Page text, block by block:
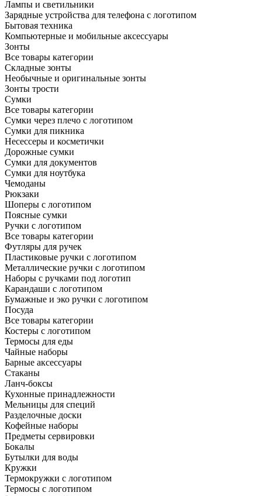
Лампы и светильники
Зарядные устройства для телефона с логотипом
Бытовая техника
Компьютерные и мобильные аксессуары
Зонты
Все товары категории
Складные зонты
Необычные и оригинальные зонты
Зонты трости
Сумки
Все товары категории
Сумки через плечо с логотипом
Сумки для пикника
Несессеры и косметички
Дорожные сумки
Сумки для документов
Сумки для ноутбука
Чемоданы
Рюкзаки
Шоперы с логотипом
Поясные сумки
Ручки с логотипом
Все товары категории
Футляры для ручек
Пластиковые ручки с логотипом
Металлические ручки с логотипом
Наборы с ручками под логотип
Карандаши с логотипом
Бумажные и эко ручки с логотипом
Посуда
Все товары категории
Костеры с логотипом
Термосы для еды
Чайные наборы
Барные аксессуары
Стаканы
Ланч-боксы
Кухонные принадлежности
Мельницы для специй
Разделочные доски
Кофейные наборы
Предметы сервировки
Бокалы
Бутылки для воды
Кружки
Термокружки с логотипом
Термосы с логотипом